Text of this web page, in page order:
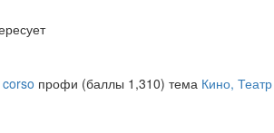
corso профи (баллы 1,310) тема Кино, Театр